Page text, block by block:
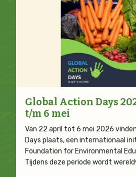
Global Action Days
t/m 6 mei
Van 22 april tot 6 mei 2026
Days plaats, een internationaal
Foundation for Environmental
Tijdens deze periode wordt